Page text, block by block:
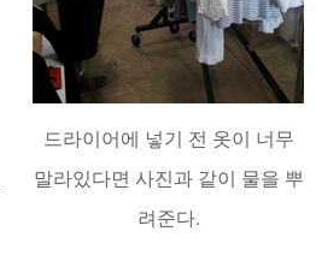
드라이어에 넣기 전 옷이 너무
말라있다면 사진과 같이 물을 뿌
려준다.